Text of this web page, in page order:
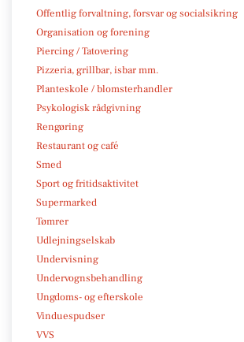
Offentlig forvaltning, forsvar og socialsikring
Organisation og forening
Piercing / Tatovering
Pizzeria, grillbar, isbar mm.
Planteskole / blomsterhandler
Psykologisk rådgivning
Rengøring
Restaurant og café
Smed
Sport og fritidsaktivitet
Supermarked
Tømrer
Udlejningselskab
Undervisning
Undervognsbehandling
Ungdoms- og efterskole
Vinduespudser
VVS